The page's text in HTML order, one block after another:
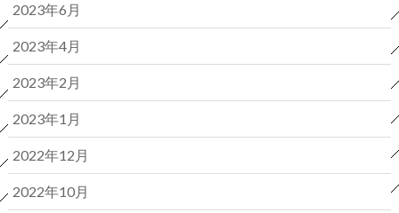
2023年6月
2023年4月
2023年2月
2023年1月
2022年12月
2022年10月